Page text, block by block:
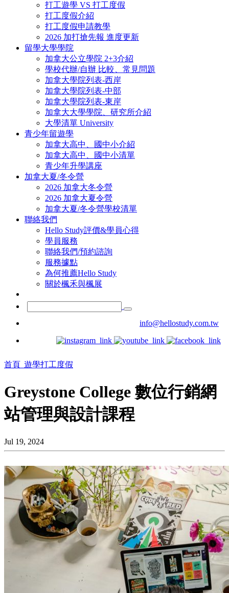
打工遊學 VS 打工度假
打工度假介紹
打工度假申請教學
2026 加打搶先報 進度更新
留學大學學院
加拿大公立學院 2+3介紹
學校代辦/自辦 比較、常見問題
加拿大學院列表-西岸
加拿大學院列表-中部
加拿大學院列表-東岸
加拿大大學學院、研究所介紹
大學清單 University
青少年留遊學
加拿大高中、國中小介紹
加拿大高中、國中小清單
青少年升學講座
加拿大夏/冬令營
2026 加拿大冬令營
2026 加拿大夏令營
加拿大夏/冬令營學校清單
聯絡我們
Hello Study評價&學員心得
學員服務
聯絡我們/預約諮詢
服務據點
為何推薦Hello Study
關於楓禾與楓展
info@hellostudy.com.tw
首頁 遊學打工度假
Greystone College 數位行銷網
站管理與設計課程
Jul 19, 2024